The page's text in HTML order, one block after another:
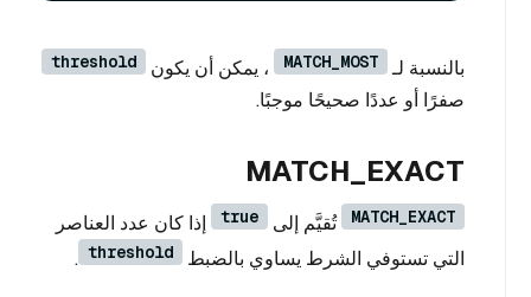
بالنسبة لـ MATCH_MOST ، يمكن أن يكون threshold
صفرًا أو عددًا صحيحًا موجبًا.
MATCH_EXACT
MATCH_EXACT تُقيَّم إلى true
إذا كان عدد العناصر
التي تستوفي الشرط يساوي بالضبط
threshold
.